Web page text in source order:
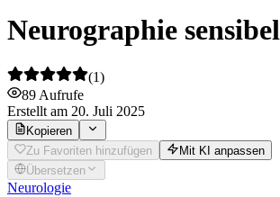
Neurographie sensibel
(1)
89 Aufrufe
Erstellt am 20. Juli 2025
Kopieren
Zu Favoriten hinzufügen
Mit KI anpassen
Übersetzen
Neurologie